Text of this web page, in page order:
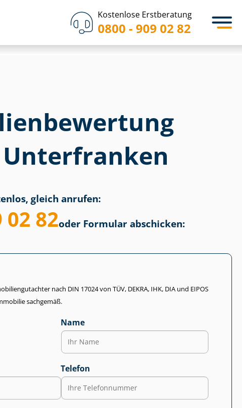
Kostenlose Erstberatung
0800 - 909 02 82
Unterfranken
gleich anrufen:
02 82oder Formular abschicken:
nach DIN 17024 von TÜV, DEKRA, IHK, DIA und EIPOS
sachgemäß.
Name
Telefon